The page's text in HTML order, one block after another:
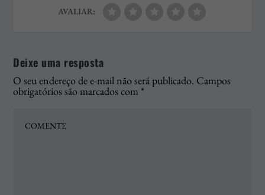
AVALIAR:
Deixe uma resposta
O seu endereço de e-mail não será publicado. Campos
obrigatórios são marcados com *